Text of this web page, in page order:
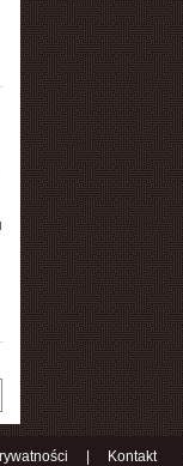
Kontakt